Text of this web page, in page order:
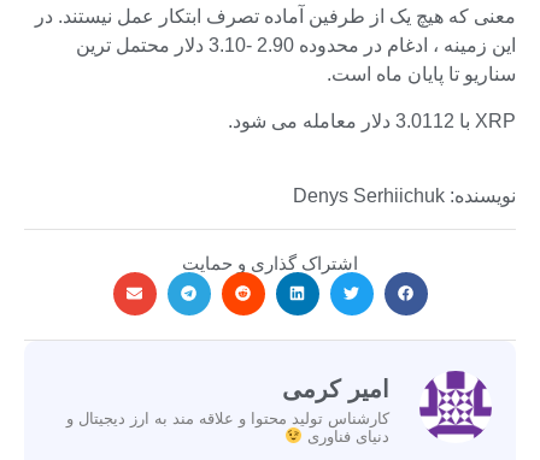
معنی که هیچ یک از طرفین آماده تصرف ابتکار عمل نیستند. در
این زمینه ، ادغام در محدوده 2.90 -3.10 دلار محتمل ترین
سناریو تا پایان ماه است.
XRP با 3.0112 دلار معامله می شود.
نویسنده: Denys Serhiichuk
اشتراک گذاری و حمایت
امیر کرمی
کارشناس تولید محتوا و علاقه مند به ارز دیجیتال و
دنیای فناوری